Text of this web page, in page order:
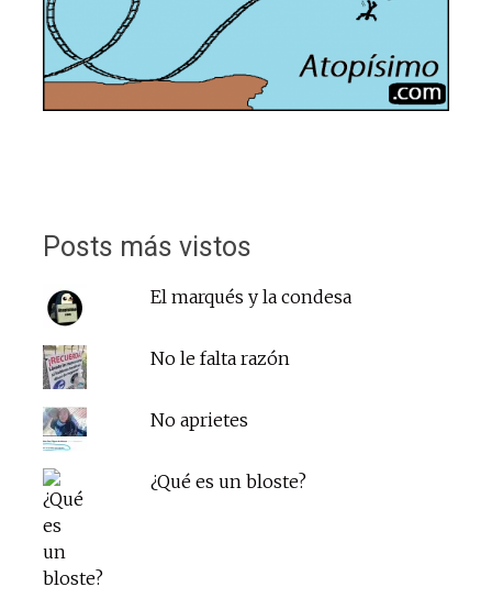
Posts más vistos
El marqués y la condesa
No le falta razón
No aprietes
¿Qué es un bloste?